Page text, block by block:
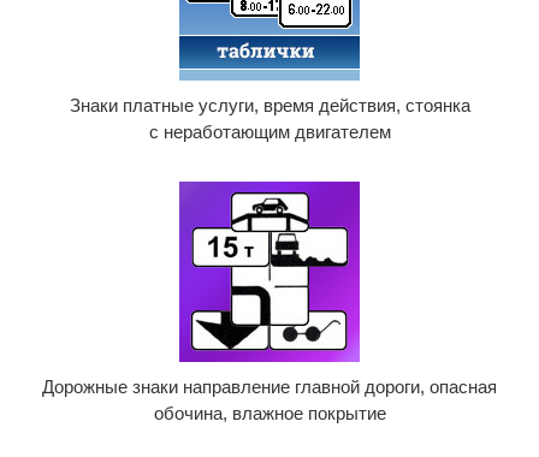
Знаки платные услуги, время действия, стоянка
с неработающим двигателем
Дорожные знаки направление главной дороги, опасная
обочина, влажное покрытие